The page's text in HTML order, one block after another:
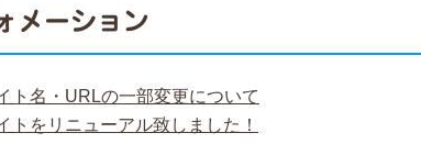
メーション
ト名・URLの一部変更について
トをリニューアル致しました！